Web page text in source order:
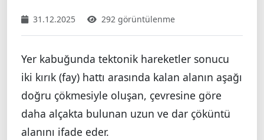
31.12.2025 292 görüntülenme
Yer kabuğunda tektonik hareketler sonucu
iki kırık (fay) hattı arasında kalan alanın aşağı
doğru çökmesiyle oluşan, çevresine göre
daha alçakta bulunan uzun ve dar çöküntü
alanını ifade eder.